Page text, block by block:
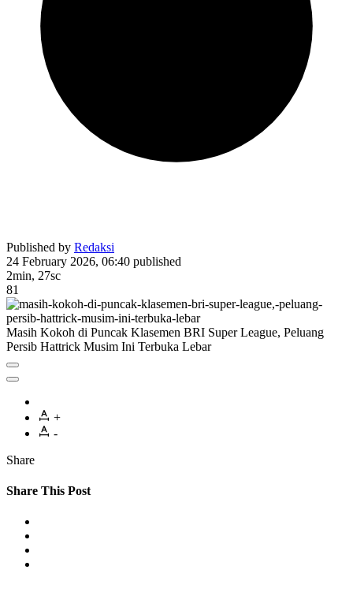
Published by Redaksi
24 February 2026, 06:40 published
2min, 27sc
81
Masih Kokoh di Puncak Klasemen BRI Super League, Peluang
Persib Hattrick Musim Ini Terbuka Lebar
+
-
Share
Share This Post